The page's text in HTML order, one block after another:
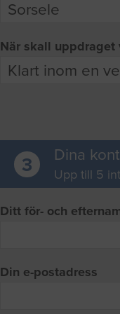
När skall uppdraget
3 Dina
Upp till 5
Ditt för- och
Din e-postadress